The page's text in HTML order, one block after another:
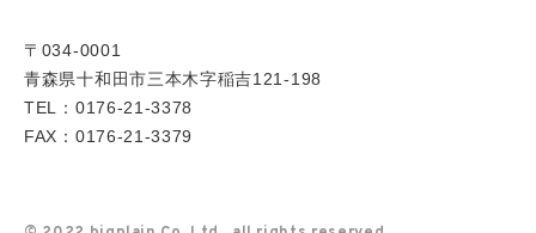
〒034-0001
青森県十和田市三本木字稲吉121-198
TEL：0176-21-3378
FAX：0176-21-3379